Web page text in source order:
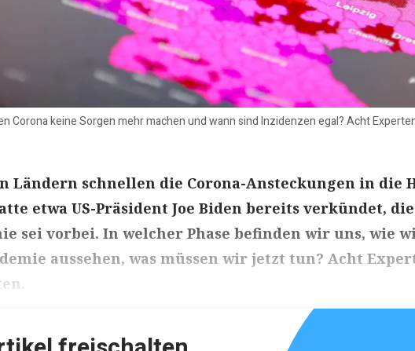
Corona keine Sorgen mehr machen und wann sind Inzidenzen egal? Acht
Ländern schnellen die Corona-Ansteckungen in die
etwa US-Präsident Joe Biden bereits verkündet, die
sei vorbei. In welcher Phase befinden wir uns, wie
aussehen, was müssen wir jetzt tun? Acht